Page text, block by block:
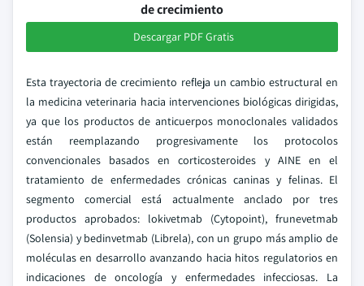
de crecimiento
Descargar PDF Gratis
Esta trayectoria de crecimiento refleja un cambio estructural en
la medicina veterinaria hacia intervenciones biológicas dirigidas,
ya que los productos de anticuerpos monoclonales validados
están reemplazando progresivamente los protocolos
convencionales basados en corticosteroides y AINE en el
tratamiento de enfermedades crónicas caninas y felinas. El
segmento comercial está actualmente anclado por tres
productos aprobados: lokivetmab (Cytopoint), frunevetmab
(Solensia) y bedinvetmab (Librela), con un grupo más amplio de
moléculas en desarrollo avanzando hacia hitos regulatorios en
indicaciones de oncología y enfermedades infecciosas. La